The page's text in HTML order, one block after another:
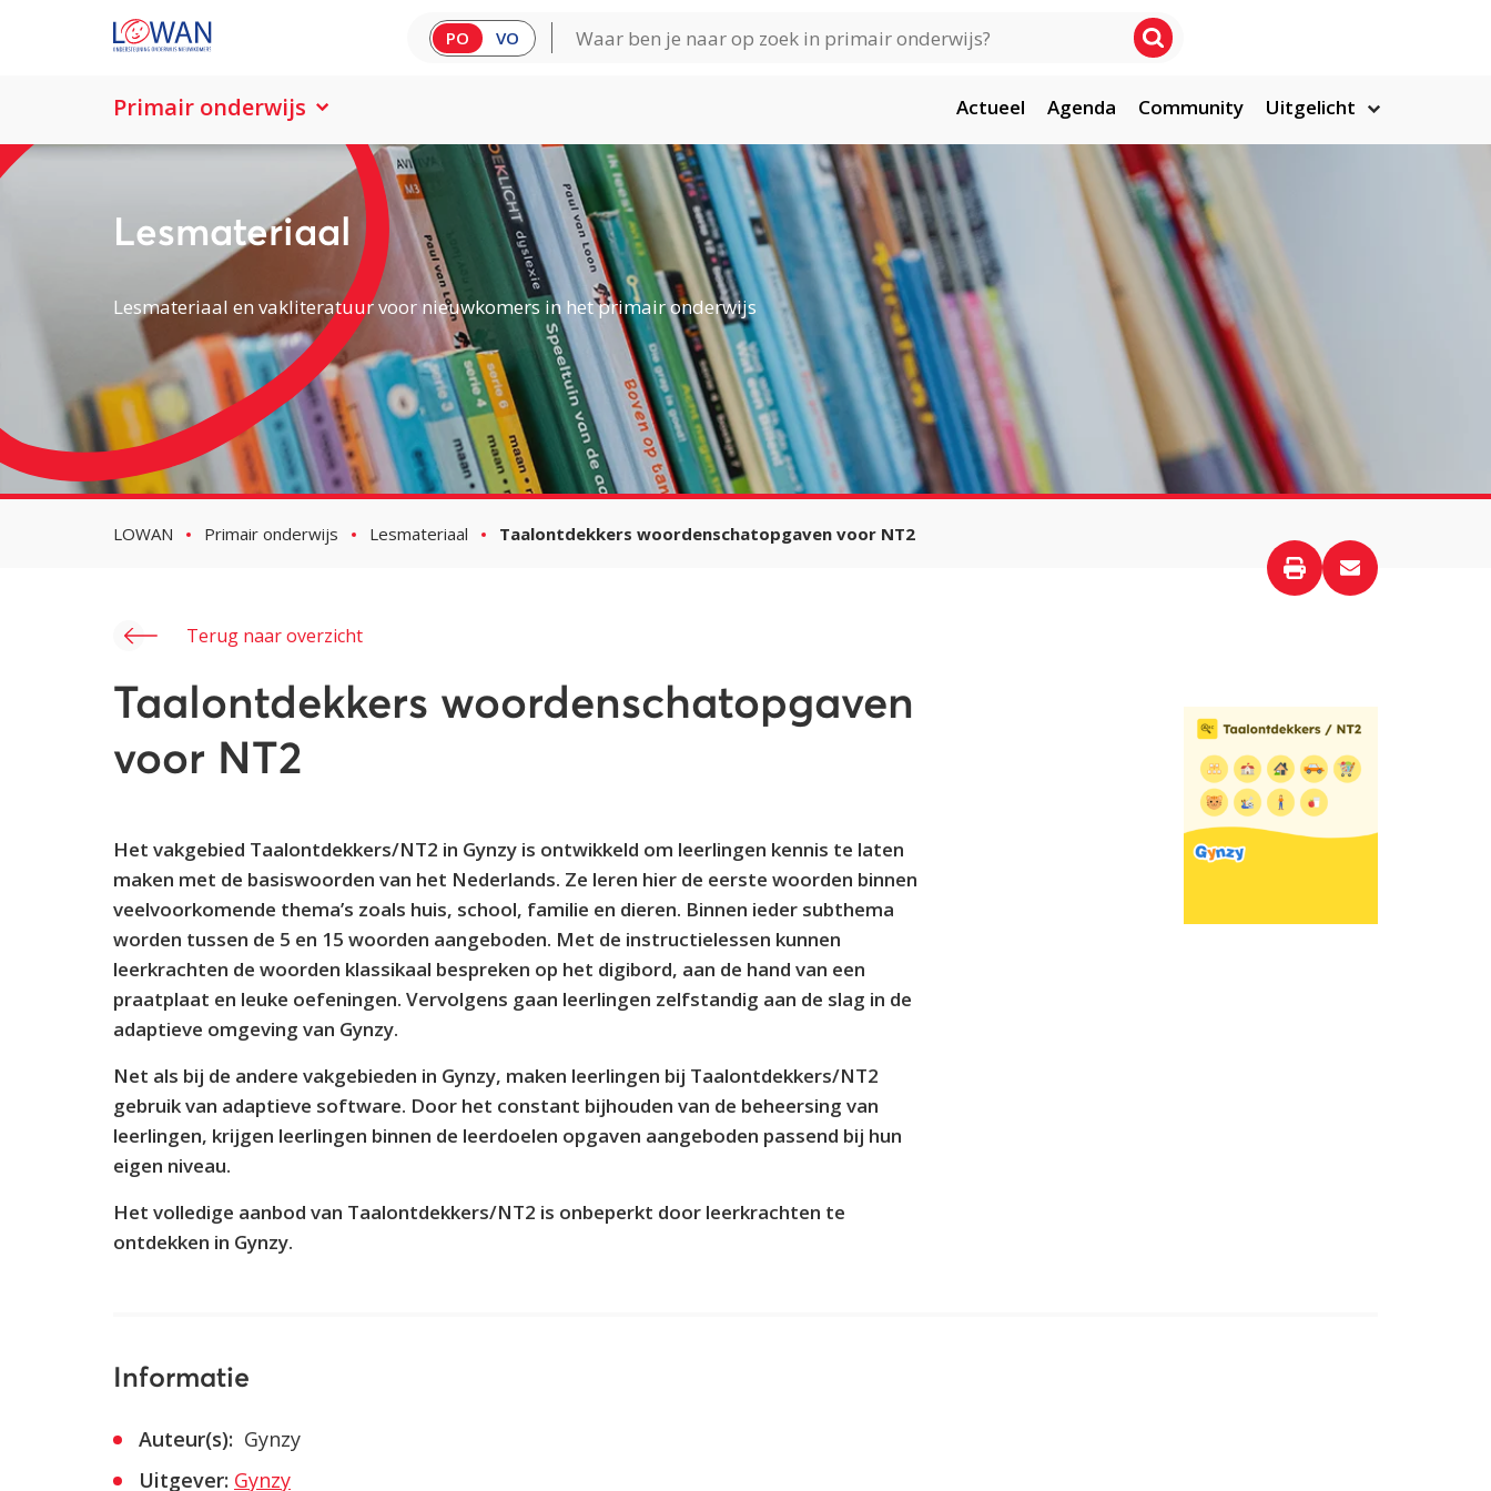
PO VO
Primair onderwijs Actueel Agenda Community Uitgelicht
Lesmateriaal
Lesmateriaal en vakliteratuur voor nieuwkomers in het primair onderwijs
LOWAN Primair onderwijs Lesmateriaal Taalontdekkers woordenschatopgaven voor NT2
Terug naar overzicht
Taalontdekkers woordenschatopgaven
voor NT2
Het vakgebied Taalontdekkers/NT2 in Gynzy is ontwikkeld om leerlingen kennis te laten
maken met de basiswoorden van het Nederlands. Ze leren hier de eerste woorden binnen
veelvoorkomende thema’s zoals huis, school, familie en dieren. Binnen ieder subthema
worden tussen de 5 en 15 woorden aangeboden. Met de instructielessen kunnen
leerkrachten de woorden klassikaal bespreken op het digibord, aan de hand van een
praatplaat en leuke oefeningen. Vervolgens gaan leerlingen zelfstandig aan de slag in de
adaptieve omgeving van Gynzy.
Net als bij de andere vakgebieden in Gynzy, maken leerlingen bij Taalontdekkers/NT2
gebruik van adaptieve software. Door het constant bijhouden van de beheersing van
leerlingen, krijgen leerlingen binnen de leerdoelen opgaven aangeboden passend bij hun
eigen niveau.
Het volledige aanbod van Taalontdekkers/NT2 is onbeperkt door leerkrachten te
ontdekken in Gynzy.
Informatie
Auteur(s): Gynzy
Uitgever: Gynzy